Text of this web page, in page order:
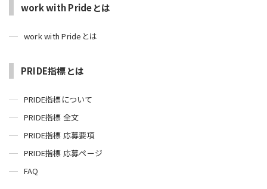
work with Prideとは
work with Prideとは
PRIDE指標とは
PRIDE指標について
PRIDE指標 全文
PRIDE指標 応募要項
PRIDE指標 応募ページ
FAQ